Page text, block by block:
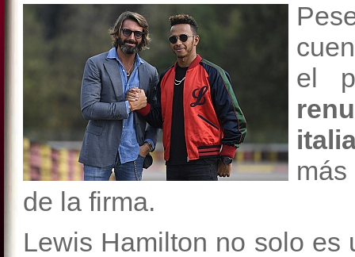
el
de la firma.
Lewis Hamilton no solo es